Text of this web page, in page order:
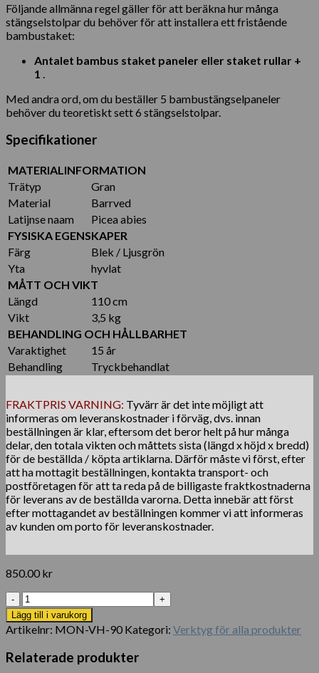
Följande allmänna regel gäller för att beräkna hur många
stängselstolpar du behöver för att installera ett fristående
bambustaket:
Antalet bambus staket paneler eller staket rullar +
1
Med andra ord, om du beställer 5 bambustängselpaneler
behöver du teoretiskt sett 6 stängselstolpar.
Specifikationer
MATERIALINFORMATION
Trätyp
Gran
Material
Barrved
Latijnse naam
Picea abies
FYSISKA EGENSKAPER
Färg
Blek / Ljusgrön
Yta
hyvlat
MÅTT OCH VIKT
Längd
110 cm
Vikt
3,5 kg
BEHANDLING OCH HÅLLBARHET
Varaktighet
15 år
Behandling
Tryckbehandlat
FRAKTPRIS VARNING: Tyvärr är det inte möjligt att
informeras om leveranskostnader i förväg, dvs. innan
beställningen är klar, eftersom det beror helt på hur många
delar, den totala vikten och måttets sista (längd x höjd x bredd)
för de beställda / köpta artiklarna. Därför måste vi först, efter
att ha mottagit beställningen, kontakta transport- och
postföretagen för att ta reda på de billigaste fraktkostnaderna
för leverans av de beställda varorna. Detta innebär att först
efter mottagandet av beställningen kommer vi att informeras
av kunden om porto för leveranskostnader.
850.00 kr
Träinstallationssats
för
bambusstaket
90
cm
mängd
Lägg till i varukorg
Artikelnr: MON-VH-90 Kategori: Verktyg för alla produkter
Relaterade produkter